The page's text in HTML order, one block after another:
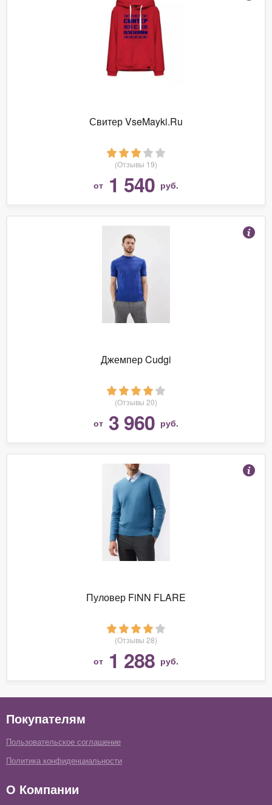
Свитер VseMayki.Ru
(Отзывы 19)
от 1 540 руб.
Джемпер Cudgi
(Отзывы 20)
от 3 960 руб.
Пуловер FiNN FLARE
(Отзывы 28)
от 1 288 руб.
Покупателям
Пользовательское соглашение
Политика конфиденциальности
О Компании